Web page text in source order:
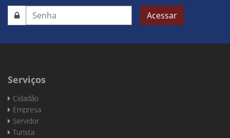
Acessar
Serviços
Cidadão
Empresa
Servidor
Turista